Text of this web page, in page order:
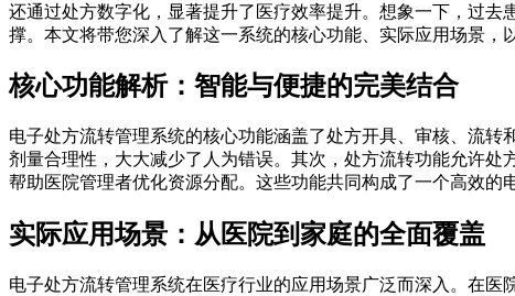
还通过处方数字化，显著提升了医疗效率提升。想象一下，过
撑。本文将带您深入了解这一系统的核心功能、实际应用场景，
核心功能解析：智能与便捷的完美结合
电子处方流转管理系统的核心功能涵盖了处方开具、审核、流
剂量合理性，大大减少了人为错误。其次，处方流转功能允许
帮助医院管理者优化资源分配。这些功能共同构成了一个高效的
实际应用场景：从医院到家庭的全面覆盖
电子处方流转管理系统在医疗行业的应用场景广泛而深入。在